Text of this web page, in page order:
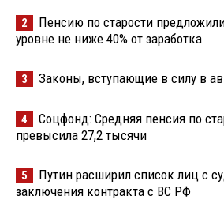
2
Пенсию по старости
уровне не ниже 40% от заработка
3 Законы, вступающие в силу в
4
Соцфонд: Средняя пенсия по
превысила 27,2 тысячи
5
Путин расширил список лиц с
заключения контракта с ВС РФ